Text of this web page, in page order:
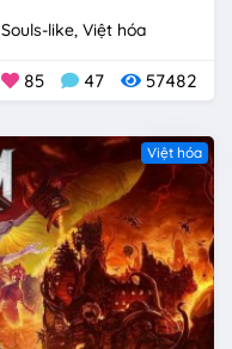
Souls-like Việt hóa
85 47 57482
Việt hóa